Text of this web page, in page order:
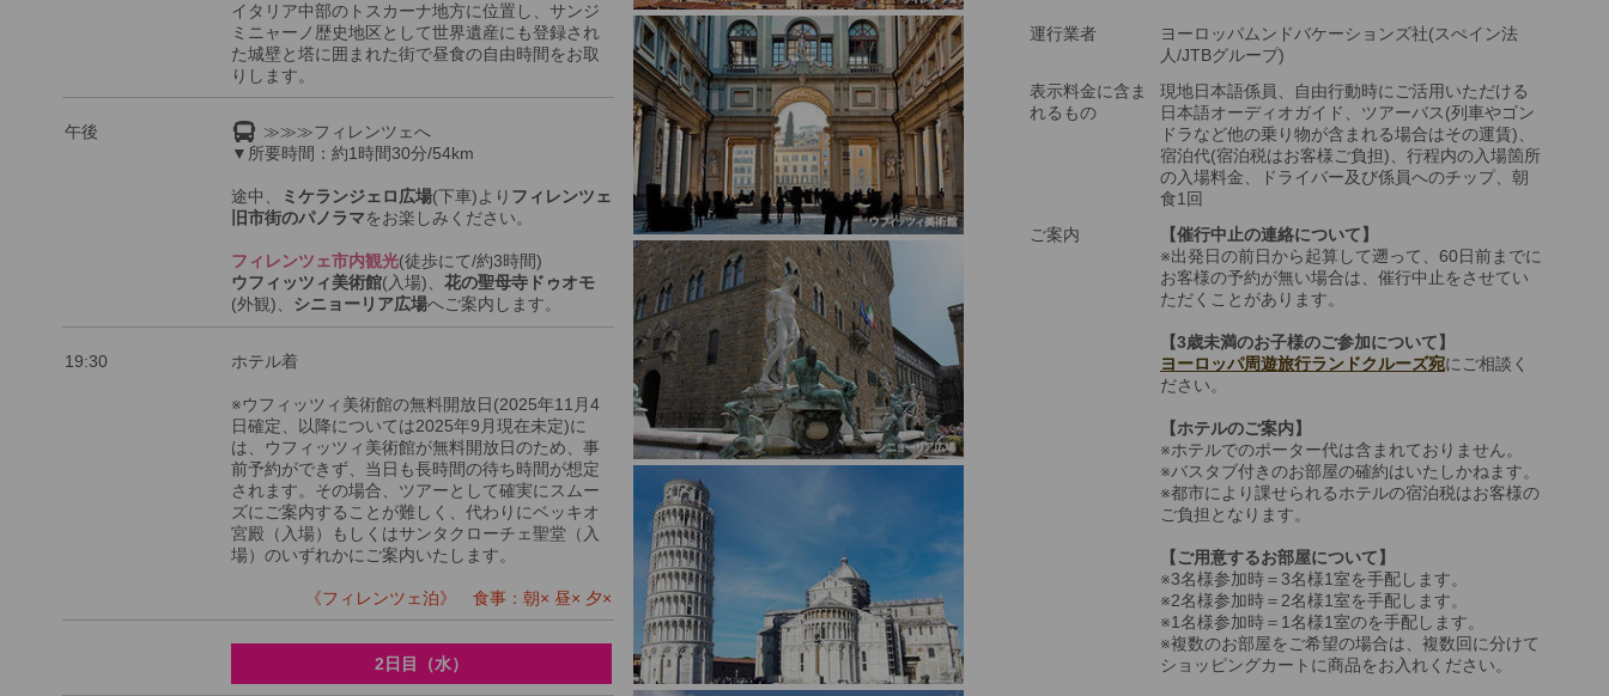
イタリア中部のトスカーナ地方に位置し、サンジ
ミニャーノ歴史地区として世界遺産にも登録され
た城壁と塔に囲まれた街で昼食の自由時間をお取
りします。
午後
≫≫≫フィレンツェへ
▼所要時間：約1時間30分/54km
途中、 ミケランジェロ広場(下車)より フィレンツェ
旧市街のパノラマをお楽しみください。
フィレンツェ市内観光(徒歩にて/約3時間)
ウフィッツィ美術館(入場)、 花の聖母寺ドゥオモ
(外観)、 シニョーリア広場へご案内します。
19:30 ホテル着
※ウフィッツィ美術館の無料開放日(2025年11月4
日確定、以降については2025年9月現在未定)に
は、ウフィッツィ美術館が無料開放日のため、事
前予約ができず、当日も長時間の待ち時間が想定
されます。その場合、ツアーとして確実にスムー
ズにご案内することが難しく、代わりにベッキオ
宮殿（入場）もしくはサンタクローチェ聖堂（入
場）のいずれかにご案内いたします。
《フィレンツェ泊》 食事：朝× 昼× 夕×
2日目（水）
運行業者
ヨーロッパムンドバケーションズ社(スぺイン法
人/JTBグループ)
表示料金に含ま
れるもの
現地日本語係員、自由行動時にご活用いただける
日本語オーディオガイド、ツアーバス(列車やゴン
ドラなど他の乗り物が含まれる場合はその運賃)、
宿泊代(宿泊税はお客様ご負担)、行程内の入場箇所
の入場料金、ドライバー及び係員へのチップ、朝
食1回
ご案内
【催行中止の連絡について】
※出発日の前日から起算して遡って、60日前までに
お客様の予約が無い場合は、催行中止をさせてい
ただくことがあります。
【3歳未満のお子様のご参加について】
ヨーロッパ周遊旅行ランドクルーズ宛にご相談く
ださい。
【ホテルのご案内】
※ホテルでのポーター代は含まれておりません。
※バスタブ付きのお部屋の確約はいたしかねます。
※都市により課せられるホテルの宿泊税はお客様の
ご負担となります。
【ご用意するお部屋について】
※3名様参加時＝3名様1室を手配します。
※2名様参加時＝2名様1室を手配します。
※1名様参加時＝1名様1室のを手配します。
※複数のお部屋をご希望の場合は、複数回に分けて
ショッピングカートに商品をお入れください。